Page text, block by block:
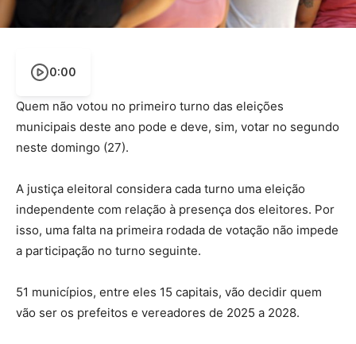
0:00
Quem não votou no primeiro turno das eleições
municipais deste ano pode e deve, sim, votar no segundo
neste domingo (27).
A justiça eleitoral considera cada turno uma eleição
independente com relação à presença dos eleitores. Por
isso, uma falta na primeira rodada de votação não impede
a participação no turno seguinte.
51 municípios, entre eles 15 capitais, vão decidir quem
vão ser os prefeitos e vereadores de 2025 a 2028.